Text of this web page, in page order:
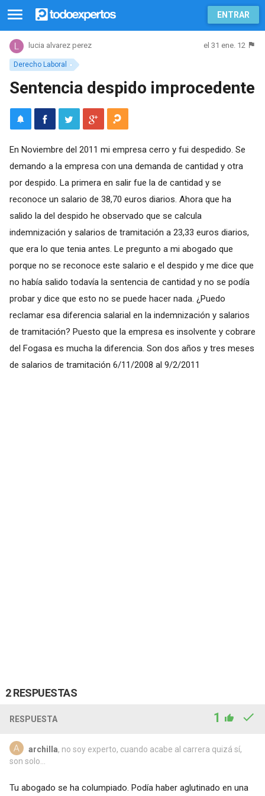
ENTRAR
Derecho Laboral
lucia alvarez perez el 31 ene. 12
Sentencia despido improcedente
En Noviembre del 2011 mi empresa cerro y fui despedido. Se
demando a la empresa con una demanda de cantidad y otra
por despido. La primera en salir fue la de cantidad y se
reconoce un salario de 38,70 euros diarios. Ahora que ha
salido la del despido he observado que se calcula
indemnización y salarios de tramitación a 23,33 euros diarios,
que era lo que tenia antes. Le pregunto a mi abogado que
porque no se reconoce este salario e el despido y me dice que
no había salido todavía la sentencia de cantidad y no se podía
probar y dice que esto no se puede hacer nada. ¿Puedo
reclamar esa diferencia salarial en la indemnización y salarios
de tramitación? Puesto que la empresa es insolvente y cobrare
del Fogasa es mucha la diferencia. Son dos años y tres meses
de salarios de tramitación 6/11/2008 al 9/2/2011
2 RESPUESTAS
RESPUESTA 1
archilla, no soy experto, cuando acabe al carrera quizá sí,
son solo...
Tu abogado se ha columpiado. Podía haber aglutinado en una